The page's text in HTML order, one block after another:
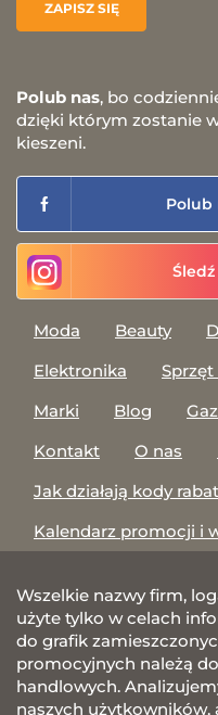
Polub nas, bo
dzięki którym zostanie
kieszeni.
Polub
Moda Beauty
Elektronika
Sprzęt
Marki
Blog
Kontakt
O nas
Jak działają kody
Kalendarz promocji i
Wszelkie nazwy firm,
użyte tylko w celach
do grafik
promocyjnych należą
handlowych.
naszych użytkowników,